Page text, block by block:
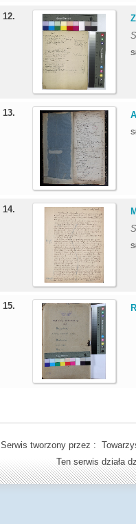
12.
13.
14.
15.
Serwis tworzony przez :
Ten serwis działa